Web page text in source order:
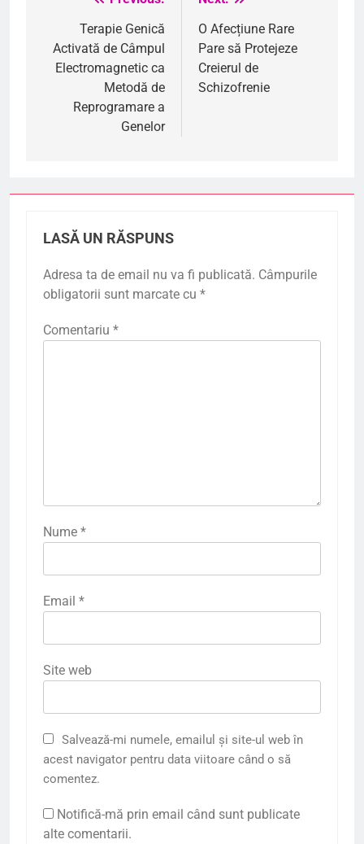
articole
Terapie Genică
Activată de Câmpul
Electromagnetic ca
Metodă de
Reprogramare a
Genelor
O Afecțiune Rare
Pare să Protejeze
Creierul de
Schizofrenie
LASĂ UN RĂSPUNS
Adresa ta de email nu va fi publicată. Câmpurile
obligatorii sunt marcate cu *
Comentariu *
Nume *
Email *
Site web
Salvează-mi numele, emailul și site-ul web în
acest navigator pentru data viitoare când o să
comentez.
Notifică-mă prin email când sunt publicate
alte comentarii.